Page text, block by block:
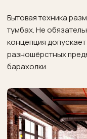
Бытовая техника
тумбах. Не
концепция
разношёрстных
барахолки.